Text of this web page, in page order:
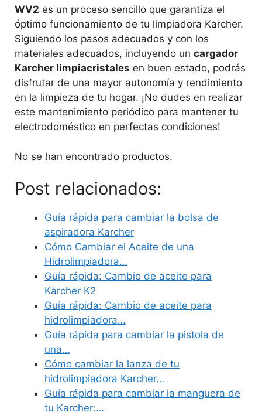
WV2 es un proceso sencillo que garantiza el
óptimo funcionamiento de tu limpiadora Karcher.
Siguiendo los pasos adecuados y con los
materiales adecuados, incluyendo un cargador
Karcher limpiacristales en buen estado, podrás
disfrutar de una mayor autonomía y rendimiento
en la limpieza de tu hogar. ¡No dudes en realizar
este mantenimiento periódico para mantener tu
electrodoméstico en perfectas condiciones!
No se han encontrado productos.
Post relacionados:
Guía rápida para cambiar la bolsa de
aspiradora Karcher
Cómo Cambiar el Aceite de una
Hidrolimpiadora…
Guía rápida: Cambio de aceite para
Karcher K2
Guía rápida: Cambio de aceite para
hidrolimpiadora…
Guía rápida para cambiar la pistola de
una…
Cómo cambiar la lanza de tu
hidrolimpiadora Karcher…
Guía rápida para cambiar la manguera de
tu Karcher:…